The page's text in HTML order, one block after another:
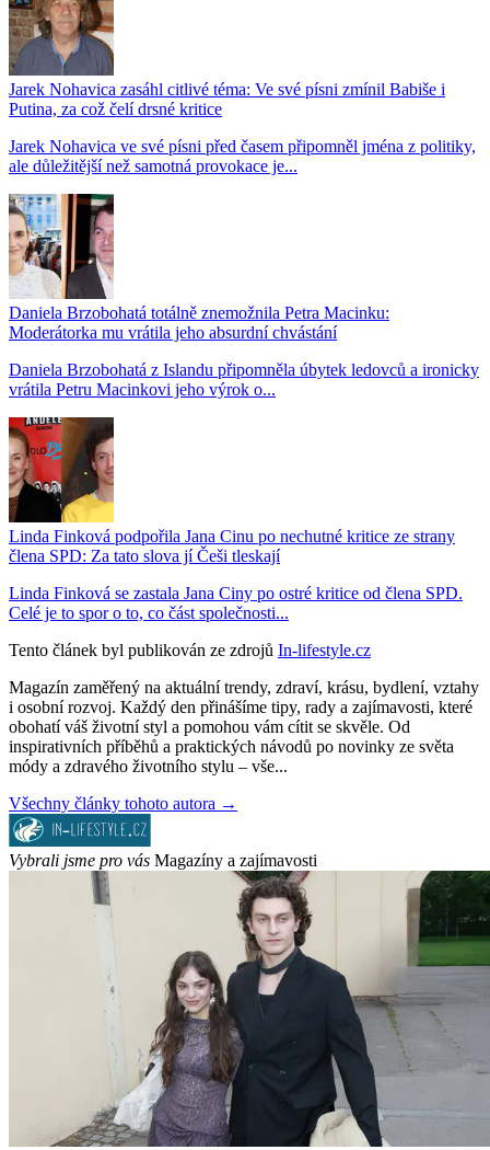
Jarek Nohavica zasáhl citlivé téma: Ve své písni zmínil Babiše i
Putina, za což čelí drsné kritice
Jarek Nohavica ve své písni před časem připomněl jména z politiky,
ale důležitější než samotná provokace je...
Daniela Brzobohatá totálně znemožnila Petra Macinku:
Moderátorka mu vrátila jeho absurdní chvástání
Daniela Brzobohatá z Islandu připomněla úbytek ledovců a ironicky
vrátila Petru Macinkovi jeho výrok o...
Linda Finková podpořila Jana Cinu po nechutné kritice ze strany
člena SPD: Za tato slova jí Češi tleskají
Linda Finková se zastala Jana Ciny po ostré kritice od člena SPD.
Celé je to spor o to, co část společnosti...
Tento článek byl publikován ze zdrojů In-lifestyle.cz
Magazín zaměřený na aktuální trendy, zdraví, krásu, bydlení, vztahy
i osobní rozvoj. Každý den přinášíme tipy, rady a zajímavosti, které
obohatí váš životní styl a pomohou vám cítit se skvěle. Od
inspirativních příběhů a praktických návodů po novinky ze světa
módy a zdravého životního stylu – vše...
Všechny články tohoto autora →
Vybrali jsme pro vás Magazíny a zajímavosti